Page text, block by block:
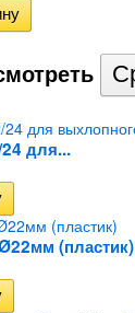
для...
(пластик)